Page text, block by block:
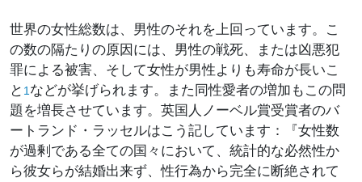
世界の女性総数は、男性のそれを上回っています。こ
の数の隔たりの原因には、男性の戦死、または凶悪犯
罪による被害、そして女性が男性よりも寿命が長いこ
と 1 などが挙げられます。また同性愛者の増加もこの問
題を増長させています。英国人ノーベル賞受賞者のバ
ートランド・ラッセルはこう記しています：『女性数
が過剰である全ての国々において、統計的な必然性か
ら彼女らが結婚出来ず、性行為から完全に断絶されて